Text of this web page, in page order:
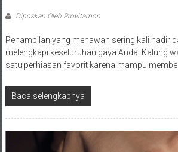
Diposkan Oleh:Provitamon
Penampilan yang menawan sering kali hadir
melengkapi keseluruhan gaya Anda. Kalung
satu perhiasan favorit karena mampu
Baca selengkapnya